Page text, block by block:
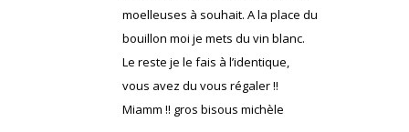
moelleuses à souhait. A la place du
bouillon moi je mets du vin blanc.
Le reste je le fais à l’identique,
vous avez du vous régaler !!
Miamm !! gros bisous michèle